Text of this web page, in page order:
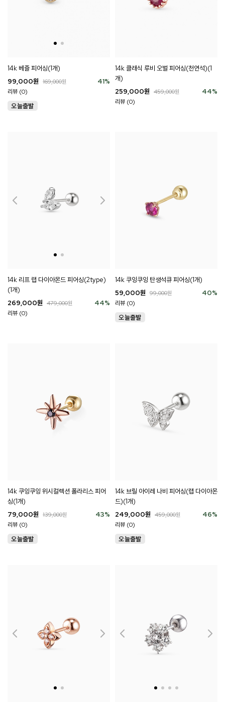
14k 베즐 피어싱(1개)
41%
99,000원 169,000원
리뷰 (0)
14k 클래식 루비 오벌 피어싱(천연석)(1
개)
44%
259,000원 459,000원
리뷰 (0)
14k 리프 랩 다이아몬드 피어싱(2type)
(1개)
44%
269,000원 479,000원
리뷰 (0)
14k 쿠잉쿠잉 탄생석큐 피어싱(1개)
40%
59,000원 99,000원
리뷰 (0)
14k 쿠잉쿠잉 위시컬렉션 폴라리스 피어
싱(1개)
43%
79,000원 139,000원
리뷰 (0)
14k 브릴 아이레 나비 피어싱(랩 다이아몬
드)(1개)
46%
249,000원 459,000원
리뷰 (0)